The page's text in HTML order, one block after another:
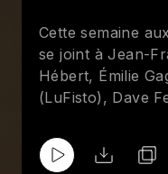
l'aveugle des
temps.
Spotify et suivez
De l'Arène!
Cette semaine
se joint à Jean-
Hébert, Émilie
(LuFisto), Dave
Mystery
qui se tiendront